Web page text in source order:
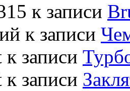
к записи
к записи
к записи
к записи